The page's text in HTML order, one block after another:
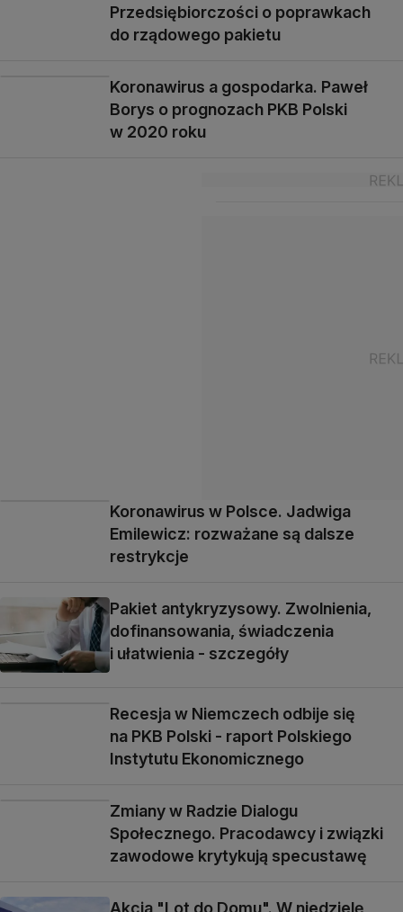
Przedsiębiorczości o poprawkach
do rządowego pakietu
Koronawirus a gospodarka. Paweł
Borys o prognozach PKB Polski
w 2020 roku
Koronawirus w Polsce. Jadwiga
Emilewicz: rozważane są dalsze
restrykcje
Pakiet antykryzysowy. Zwolnienia,
dofinansowania, świadczenia
i ułatwienia - szczegóły
Recesja w Niemczech odbije się
na PKB Polski - raport Polskiego
Instytutu Ekonomicznego
Zmiany w Radzie Dialogu
Społecznego. Pracodawcy i związki
zawodowe krytykują specustawę
Akcja "Lot do Domu". W niedzielę